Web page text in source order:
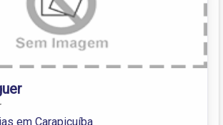
em Carapicuíba